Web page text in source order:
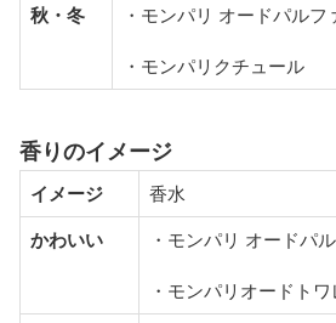
秋・冬
・モンパリ オードパルフ
・モンパリクチュール
香りのイメージ
イメージ
香水
かわいい
・モンパリ オードパ
・モンパリオードトワ